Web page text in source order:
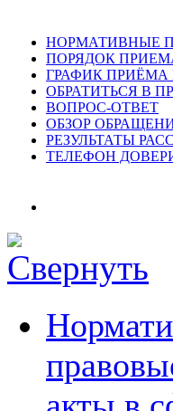
НОРМАТИВНЫЕ
ПОРЯДОК
ГРАФИК ПРИЁМА
ОБРАТИТЬСЯ В
ВОПРОС-ОТВЕТ
ОБЗОР
РЕЗУЛЬТАТЫ
ТЕЛЕФОН